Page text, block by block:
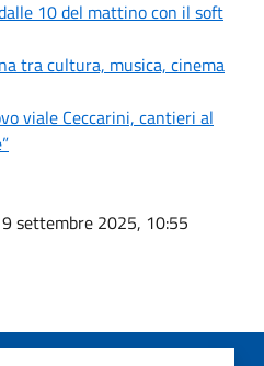
10 del mattino con il soft
tra cultura, musica, cinema
viale Ceccarini, cantieri al
settembre 2025, 10:55